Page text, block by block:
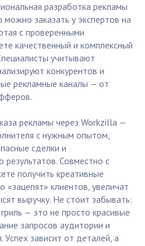
разработка рекламы
можно заказать у экспертов на
с проверенными
качественный и комплексный
учитывают
конкурентов и
рекламные каналы — от
рекламы через Workzilla —
с нужным опытом,
сделки и
результатов. Совместно с
получить креативные
клиентов, увеличат
выручку. Не стоит забывать:
— это не просто красивые
запросов аудитории и
Успех зависит от деталей, а